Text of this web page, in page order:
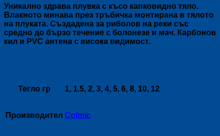
Уникално здрава плувка с късо капковидно тяло.
Влакното минава през тръбичка монтирана в тялото
на плуката. Създадена за риболов на реки със
средно до бързо течение с болонезе и мач. Карбонов
кил и PVC антена с висока видимост.
Тегло гр 1, 1.5, 2, 3, 4, 5, 6, 8, 10, 12
Производител Colmic